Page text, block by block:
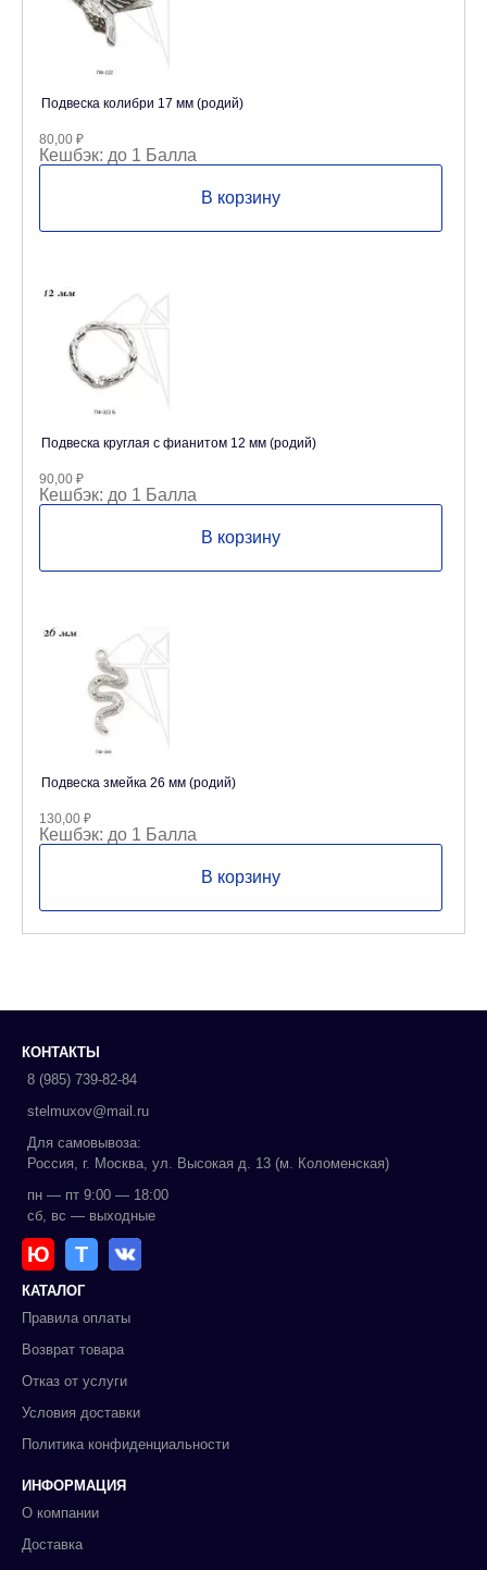
Подвеска колибри 17 мм (родий)
80,00 ₽
Кешбэк: до 1 Балла
В корзину
Подвеска круглая с фианитом 12 мм (родий)
90,00 ₽
Кешбэк: до 1 Балла
В корзину
Подвеска змейка 26 мм (родий)
130,00 ₽
Кешбэк: до 1 Балла
В корзину
КОНТАКТЫ
8 (985) 739-82-84
stelmuxov@mail.ru
Для самовывоза:
Россия, г. Москва, ул. Высокая д. 13 (м. Коломенская)
пн — пт 9:00 — 18:00
сб, вс — выходные
Ю Т
КАТАЛОГ
Правила оплаты
Возврат товара
Отказ от услуги
Условия доставки
Политика конфиденциальности
ИНФОРМАЦИЯ
О компании
Доставка